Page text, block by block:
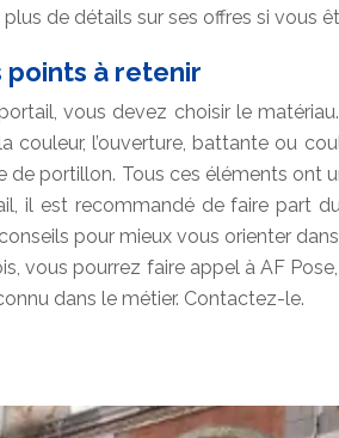
de détails sur ses offres si vous
points à retenir
vous devez choisir le
couleur, l’ouverture, battante ou
de portillon. Tous ces éléments ont
il est recommandé de faire part
pour mieux vous orienter
vous pourrez faire appel à AF
dans le métier. Contactez-le.